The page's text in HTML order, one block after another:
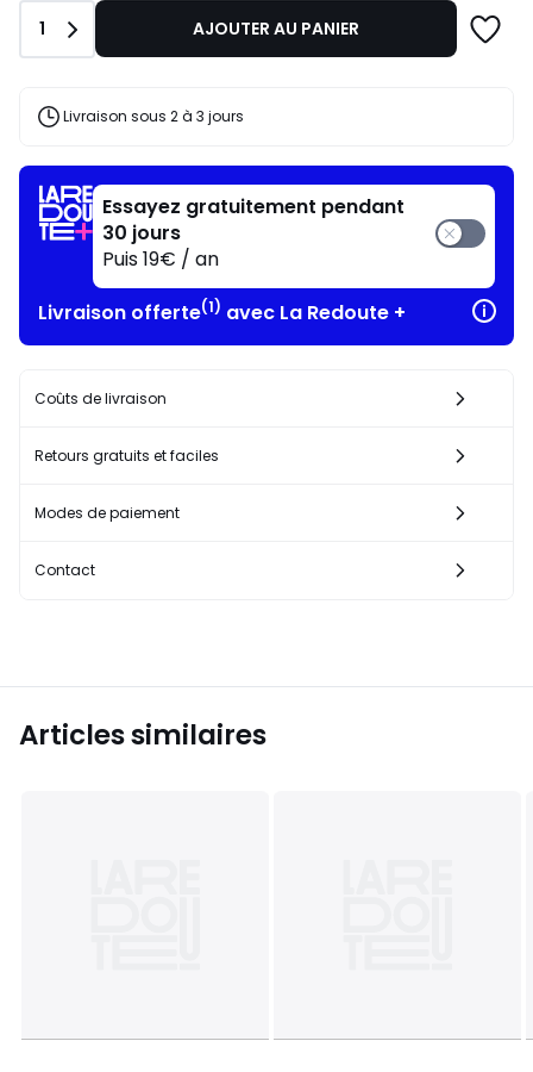
-10%
l’achat
articles
profite
!
Quantité
1 AJOUTER AU PANIER
Livraison sous 2 à 3 jours
Essayez gratuitement pendant
30 jours
Puis 19€ / an
Livraison offerte(1) avec La Redoute +
Coûts de livraison
Retours gratuits et faciles
Modes de paiement
Contact
Articles similaires